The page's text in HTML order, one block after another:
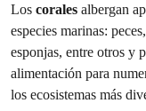
Los corales albergan
especies marinas:
esponjas, entre otros y
alimentación para
los ecosistemas más